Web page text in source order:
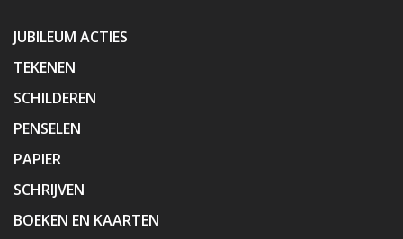
JUBILEUM ACTIES
TEKENEN
SCHILDEREN
PENSELEN
PAPIER
SCHRIJVEN
BOEKEN EN KAARTEN